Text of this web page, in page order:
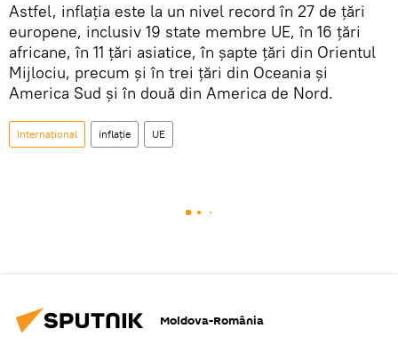
Astfel, inflaţia este la un nivel record în 27 de țări
europene, inclusiv 19 state membre UE, în 16 țări
africane, în 11 țări asiatice, în șapte țări din Orientul
Mijlociu, precum și în trei țări din Oceania și
America Sud și în două din America de Nord.
Internaţional inflație UE
Moldova-România